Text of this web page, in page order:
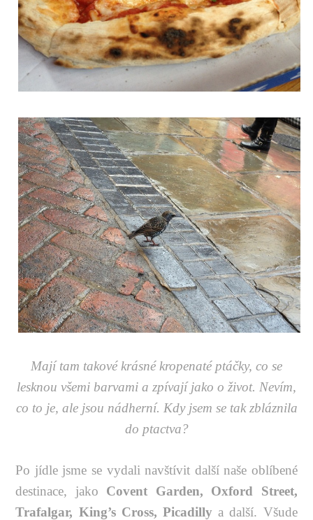
Mají tam takové krásné kropenaté ptáčky, co se
lesknou všemi barvami a zpívají jako o život. Nevím,
co to je, ale jsou nádherní. Kdy jsem se tak zbláznila
do ptactva?
Po jídle jsme se vydali navštívit další naše oblíbené
destinace, jako Covent Garden, Oxford Street,
Trafalgar, King’s Cross, Picadilly a další. Všude